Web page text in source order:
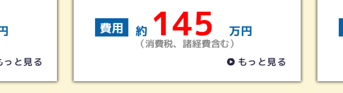
約 145 万円
（消費税、諸経費含む）
もっと見る